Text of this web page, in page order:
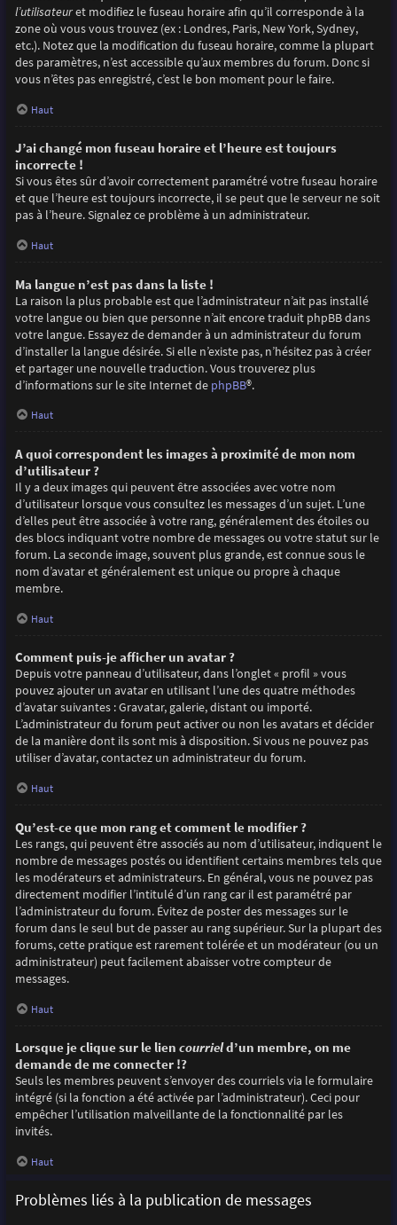
l’utilisateuret modifiez le fuseau horaire afin qu’il corresponde à la
zone où vous vous trouvez (ex : Londres, Paris, New York, Sydney,
etc.). Notez que la modification du fuseau horaire, comme la plupart
des paramètres, n’est accessible qu’aux membres du forum. Donc si
vous n’êtes pas enregistré, c’est le bon moment pour le faire.
Haut
J’ai changé mon fuseau horaire et l’heure est toujours
incorrecte !
Si vous êtes sûr d’avoir correctement paramétré votre fuseau horaire
et que l’heure est toujours incorrecte, il se peut que le serveur ne soit
pas à l’heure. Signalez ce problème à un administrateur.
Haut
Ma langue n’est pas dans la liste !
La raison la plus probable est que l’administrateur n’ait pas installé
votre langue ou bien que personne n’ait encore traduit phpBB dans
votre langue. Essayez de demander à un administrateur du forum
d’installer la langue désirée. Si elle n’existe pas, n’hésitez pas à créer
et partager une nouvelle traduction. Vous trouverez plus
d’informations sur le site Internet de phpBB®.
Haut
A quoi correspondent les images à proximité de mon nom
d’utilisateur ?
Il y a deux images qui peuvent être associées avec votre nom
d’utilisateur lorsque vous consultez les messages d’un sujet. L’une
d’elles peut être associée à votre rang, généralement des étoiles ou
des blocs indiquant votre nombre de messages ou votre statut sur le
forum. La seconde image, souvent plus grande, est connue sous le
nom d’avatar et généralement est unique ou propre à chaque
membre.
Haut
Comment puis-je afficher un avatar ?
Depuis votre panneau d’utilisateur, dans l’onglet « profil » vous
pouvez ajouter un avatar en utilisant l’une des quatre méthodes
d’avatar suivantes : Gravatar, galerie, distant ou importé.
L’administrateur du forum peut activer ou non les avatars et décider
de la manière dont ils sont mis à disposition. Si vous ne pouvez pas
utiliser d’avatar, contactez un administrateur du forum.
Haut
Qu’est-ce que mon rang et comment le modifier ?
Les rangs, qui peuvent être associés au nom d’utilisateur, indiquent le
nombre de messages postés ou identifient certains membres tels que
les modérateurs et administrateurs. En général, vous ne pouvez pas
directement modifier l’intitulé d’un rang car il est paramétré par
l’administrateur du forum. Évitez de poster des messages sur le
forum dans le seul but de passer au rang supérieur. Sur la plupart des
forums, cette pratique est rarement tolérée et un modérateur (ou un
administrateur) peut facilement abaisser votre compteur de
messages.
Haut
Lorsque je clique sur le lien courrield’un membre, on me
demande de me connecter !?
Seuls les membres peuvent s’envoyer des courriels via le formulaire
intégré (si la fonction a été activée par l’administrateur). Ceci pour
empêcher l’utilisation malveillante de la fonctionnalité par les
invités.
Haut
Problèmes liés à la publication de messages